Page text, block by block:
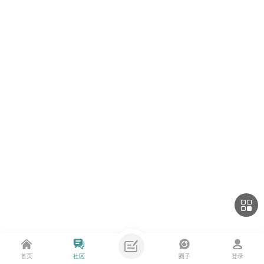
首页 社区 圈子 登录